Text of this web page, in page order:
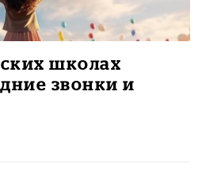
школах
звонки и